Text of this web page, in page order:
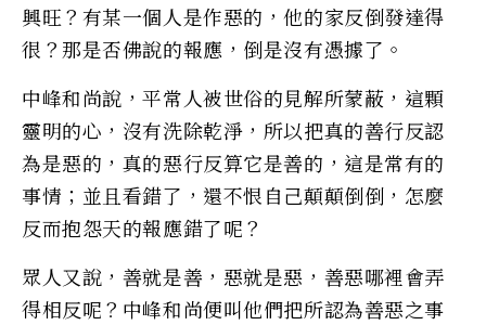
興旺？有某一個人是作惡的，他的家反倒發達得
很？那是否佛說的報應，倒是沒有憑據了。
中峰和尚說，平常人被世俗的見解所蒙蔽，這顆
靈明的心，沒有洗除乾淨，所以把真的善行反認
為是惡的，真的惡行反算它是善的，這是常有的
事情；並且看錯了，還不恨自己顛顛倒倒，怎麼
反而抱怨天的報應錯了呢？
眾人又說，善就是善，惡就是惡，善惡哪裡會弄
得相反呢？中峰和尚便叫他們把所認為善惡之事